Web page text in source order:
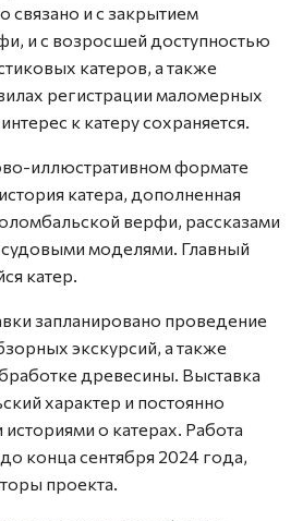
связано и с закрытием
и с возросшей доступностью
катеров, а также
регистрации маломерных
к катеру сохраняется.
иллюстративном формате
катера, дополненная
верфи, рассказами
моделями. Главный
катер.
запланировано проведение
экскурсий, а также
древесины. Выставка
характер и постоянно
о катерах. Работа
конца сентября 2024 года,
проекта.